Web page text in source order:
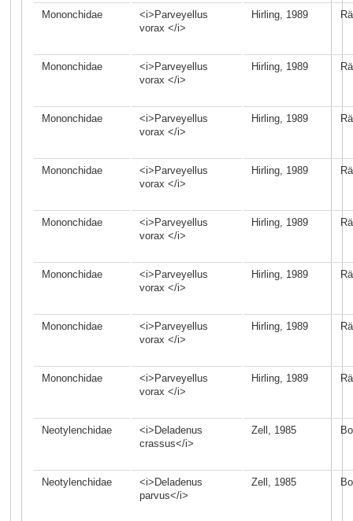
Mononchidae
<i>Parveyellus
vorax </i>
Hirling, 1989
Mononchidae
<i>Parveyellus
vorax </i>
Hirling, 1989
Mononchidae
<i>Parveyellus
vorax </i>
Hirling, 1989
Mononchidae
<i>Parveyellus
vorax </i>
Hirling, 1989
Mononchidae
<i>Parveyellus
vorax </i>
Hirling, 1989
Mononchidae
<i>Parveyellus
vorax </i>
Hirling, 1989
Mononchidae
<i>Parveyellus
vorax </i>
Hirling, 1989
Mononchidae
<i>Parveyellus
vorax </i>
Hirling, 1989
Neotylenchidae
<i>Deladenus
crassus</i>
Zell, 1985
Neotylenchidae
<i>Deladenus
parvus</i>
Zell, 1985